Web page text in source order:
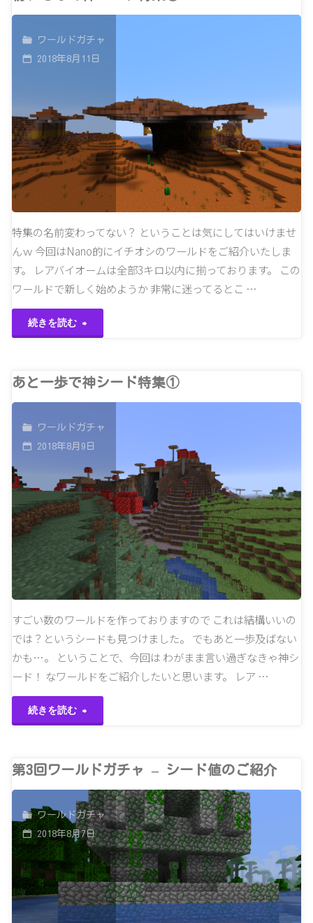
で
シ
ー
ド
特
集
③"
ワールドガチャ
2018年8月11日
特集の名前変わってない？ ということは気にしてはいけませ
んｗ 今回はNano的にイチオシのワールドをご紹介いたしま
す。 レアバイオームは全部3キロ以内に揃っております。 この
ワールドで新しく始めようか 非常に迷ってるとこ …
続きを読む
も
く
神
シ
ー
ド
特
集
②"
あと一歩で神シード特集①
ワールドガチャ
2018年8月9日
すごい数のワールドを作っておりますので これは結構いいの
では？というシードも見つけました。 でもあと一歩及ばない
かも…。 ということで、今回は わがまま言い過ぎなきゃ神シ
ード！ なワールドをご紹介したいと思います。 レア …
続きを読む
一
歩
で
神
シ
ー
第3回ワールドガチャ – シード値のご紹介
ワールドガチャ
2018年8月7日